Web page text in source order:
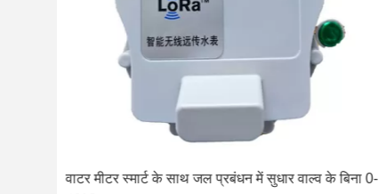
वाटर मीटर स्मार्ट के साथ जल प्रबंधन में सुधार वाल्व के बिना 0-